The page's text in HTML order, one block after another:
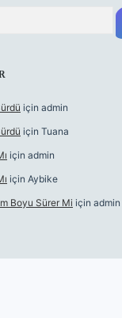
için admin
için Tuana
için admin
için Aybike
Boyu Sürer Mi için admin